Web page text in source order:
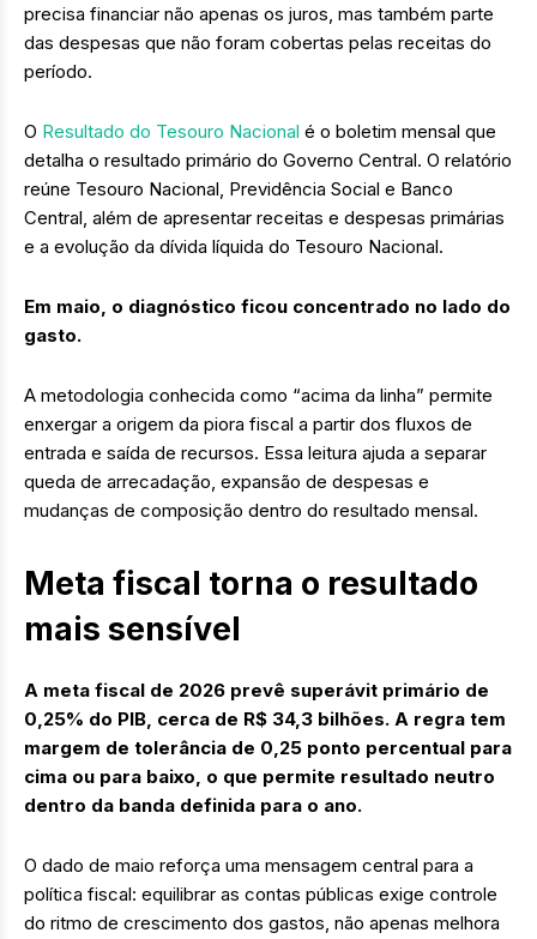
precisa financiar não apenas os juros, mas também parte
das despesas que não foram cobertas pelas receitas do
período.
O Resultado do Tesouro Nacional é o boletim mensal que
detalha o resultado primário do Governo Central. O relatório
reúne Tesouro Nacional, Previdência Social e Banco
Central, além de apresentar receitas e despesas primárias
e a evolução da dívida líquida do Tesouro Nacional.
Em maio, o diagnóstico ficou concentrado no lado do
gasto.
A metodologia conhecida como “acima da linha” permite
enxergar a origem da piora fiscal a partir dos fluxos de
entrada e saída de recursos. Essa leitura ajuda a separar
queda de arrecadação, expansão de despesas e
mudanças de composição dentro do resultado mensal.
Meta fiscal torna o resultado
mais sensível
A meta fiscal de 2026 prevê superávit primário de
0,25% do PIB, cerca de R$ 34,3 bilhões. A regra tem
margem de tolerância de 0,25 ponto percentual para
cima ou para baixo, o que permite resultado neutro
dentro da banda definida para o ano.
O dado de maio reforça uma mensagem central para a
política fiscal: equilibrar as contas públicas exige controle
do ritmo de crescimento dos gastos, não apenas melhora